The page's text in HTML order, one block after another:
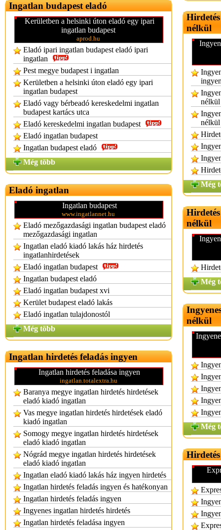
Ingatlan budapest eladó
Kerületben a helsinki úton eladó egy ipari
ingatlan budapest
aprod.hu
Eladó ipari ingatlan budapest eladó ipari
ingatlan
Pest megye budapest i ingatlan
Kerületben a helsinki úton eladó egy ipari
ingatlan budapest
Eladó vagy bérbeadó kereskedelmi ingatlan
budapest kartács utca
Eladó kereskedelmi ingatlan budapest
Eladó ingatlan budapest
Ingatlan budapest eladó
Még több
Eladó ingatlan
Ingatlan budapest
www.ingatlannet.hu
Eladó mezőgazdasági ingatlan budapest eladó
mezőgazdasági ingatlan
Ingatlan eladó kiadó lakás ház hirdetés
ingatlanhirdetések
Eladó ingatlan budapest
Ingatlan budapest eladó
Eladó ingatlan budapest xvi
Kerület budapest eladó lakás
Eladó ingatlan tulajdonostól
Még több
Ingatlan hirdetés feladás ingyen
Ingatlan hirdetés feladása ingyen
ingatlan.totalextra.hu
Baranya megye ingatlan hirdetés hirdetések
eladó kiadó ingatlan
Vas megye ingatlan hirdetés hirdetések eladó
kiadó ingatlan
Somogy megye ingatlan hirdetés hirdetések
eladó kiadó ingatlan
Nógrád megye ingatlan hirdetés hirdetések
eladó kiadó ingatlan
Ingatlan eladó kiadó lakás ház ingyen hirdetés
Ingatlan hirdetés feladás ingyen és hatékonyan
Ingatlan hirdetés feladás ingyen
Ingyenes ingatlan hirdetés hirdetés
Ingatlan hirdetés feladása ingyen
nélkül
nélkül
nélkül
Még
nélkül
Még
nélkül
Még